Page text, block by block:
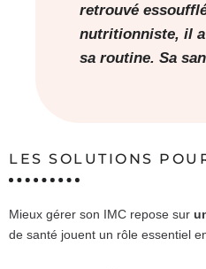
retrouvé
nutritionniste, il
sa routine. Sa
LES SOLUTIONS
Mieux gérer son IMC repose sur
de santé jouent un rôle essentiel